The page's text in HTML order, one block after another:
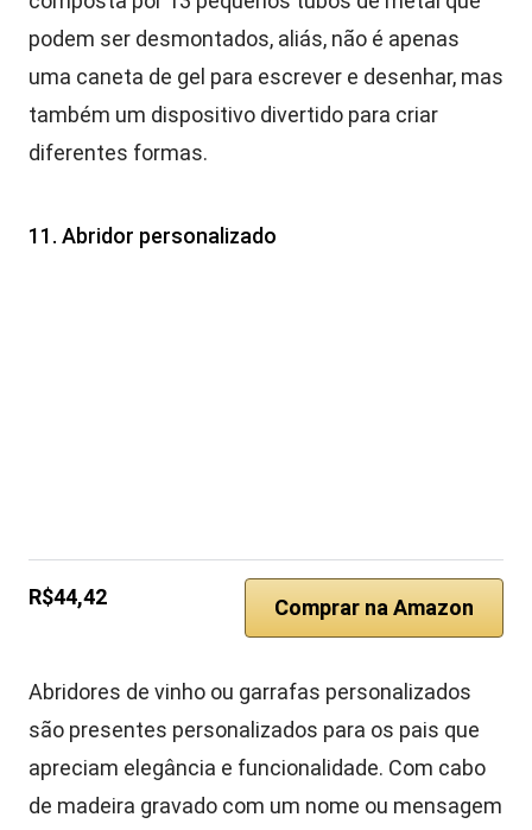
podem ser desmontados, aliás, não é apenas
uma caneta de gel para escrever e desenhar, mas
também um dispositivo divertido para criar
diferentes formas.
11. Abridor personalizado
R$44,42 Comprar na Amazon
Abridores de vinho ou garrafas personalizados
são presentes personalizados para os pais que
apreciam elegância e funcionalidade. Com cabo
de madeira gravado com um nome ou mensagem